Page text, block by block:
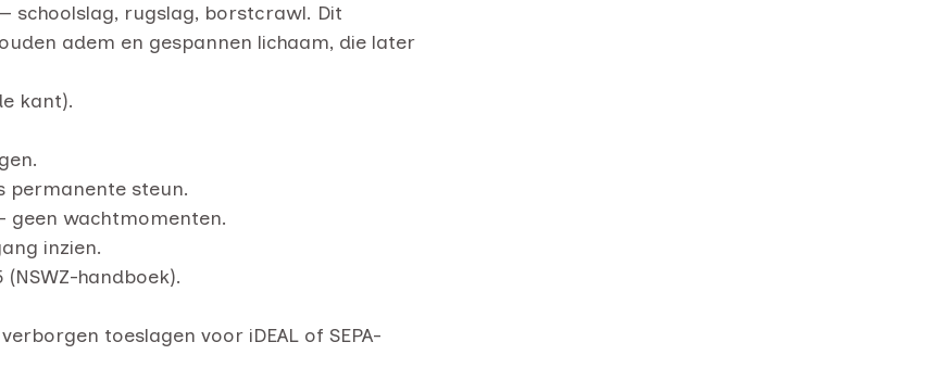
schoolslag, rugslag, borstcrawl. Dit
adem en gespannen lichaam, die later
kant).
permanente steun.
geen wachtmomenten.
inzien.
handboek).
toeslagen voor iDEAL of SEPA-